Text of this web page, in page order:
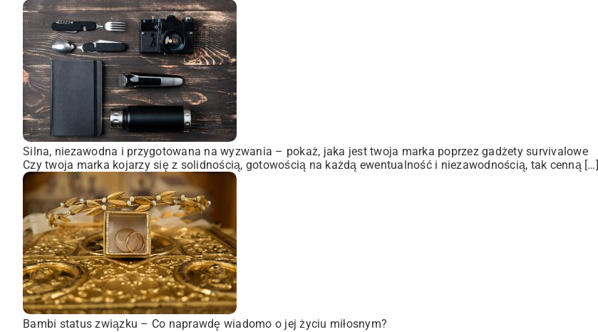
Silna, niezawodna i przygotowana na wyzwania – pokaż, jaka jest twoja marka poprzez gadżety survivalowe
Czy twoja marka kojarzy się z solidnością, gotowością na każdą ewentualność i niezawodnością, tak cenną […]
Bambi status związku – Co naprawdę wiadomo o jej życiu miłosnym?